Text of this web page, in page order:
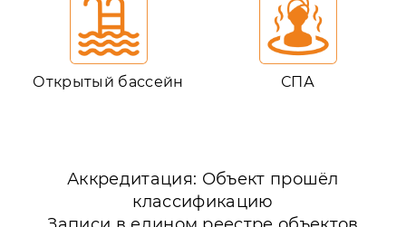
Открытый бассейн СПА
Аккредитация: Объект прошёл
классификацию